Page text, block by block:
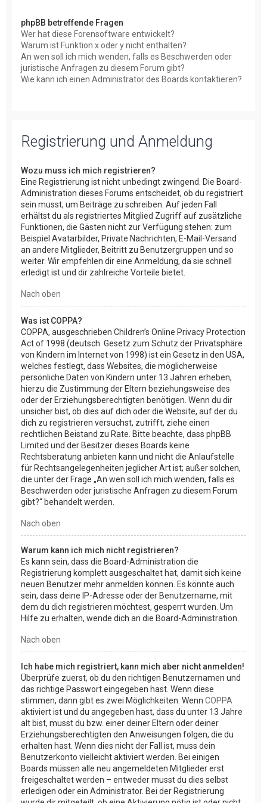
phpBB betreffende Fragen
Wer hat diese Forensoftware entwickelt?
Warum ist Funktion x oder y nicht enthalten?
An wen soll ich mich wenden, falls es Beschwerden oder
juristische Anfragen zu diesem Forum gibt?
Wie kann ich einen Administrator des Boards kontaktieren?
Registrierung und Anmeldung
Wozu muss ich mich registrieren?
Eine Registrierung ist nicht unbedingt zwingend. Die Board-
Administration dieses Forums entscheidet, ob du registriert
sein musst, um Beiträge zu schreiben. Auf jeden Fall
erhältst du als registriertes Mitglied Zugriff auf zusätzliche
Funktionen, die Gästen nicht zur Verfügung stehen: zum
Beispiel Avatarbilder, Private Nachrichten, E-Mail-Versand
an andere Mitglieder, Beitritt zu Benutzergruppen und so
weiter. Wir empfehlen dir eine Anmeldung, da sie schnell
erledigt ist und dir zahlreiche Vorteile bietet.
Nach oben
Was ist COPPA?
COPPA, ausgeschrieben Children’s Online Privacy Protection
Act of 1998 (deutsch: Gesetz zum Schutz der Privatsphäre
von Kindern im Internet von 1998) ist ein Gesetz in den USA,
welches festlegt, dass Websites, die möglicherweise
persönliche Daten von Kindern unter 13 Jahren erheben,
hierzu die Zustimmung der Eltern beziehungsweise des
oder der Erziehungsberechtigten benötigen. Wenn du dir
unsicher bist, ob dies auf dich oder die Website, auf der du
dich zu registrieren versuchst, zutrifft, ziehe einen
rechtlichen Beistand zu Rate. Bitte beachte, dass phpBB
Limited und der Besitzer dieses Boards keine
Rechtsberatung anbieten kann und nicht die Anlaufstelle
für Rechtsangelegenheiten jeglicher Art ist; außer solchen,
die unter der Frage „An wen soll ich mich wenden, falls es
Beschwerden oder juristische Anfragen zu diesem Forum
gibt?“ behandelt werden.
Nach oben
Warum kann ich mich nicht registrieren?
Es kann sein, dass die Board-Administration die
Registrierung komplett ausgeschaltet hat, damit sich keine
neuen Benutzer mehr anmelden können. Es könnte auch
sein, dass deine IP-Adresse oder der Benutzername, mit
dem du dich registrieren möchtest, gesperrt wurden. Um
Hilfe zu erhalten, wende dich an die Board-Administration.
Nach oben
Ich habe mich registriert, kann mich aber nicht anmelden!
Überprüfe zuerst, ob du den richtigen Benutzernamen und
das richtige Passwort eingegeben hast. Wenn diese
stimmen, dann gibt es zwei Möglichkeiten. Wenn COPPA
aktiviert ist und du angegeben hast, dass du unter 13 Jahre
alt bist, musst du bzw. einer deiner Eltern oder deiner
Erziehungsberechtigten den Anweisungen folgen, die du
erhalten hast. Wenn dies nicht der Fall ist, muss dein
Benutzerkonto vielleicht aktiviert werden. Bei einigen
Boards müssen alle neu angemeldeten Mitglieder erst
freigeschaltet werden – entweder musst du dies selbst
erledigen oder ein Administrator. Bei der Registrierung